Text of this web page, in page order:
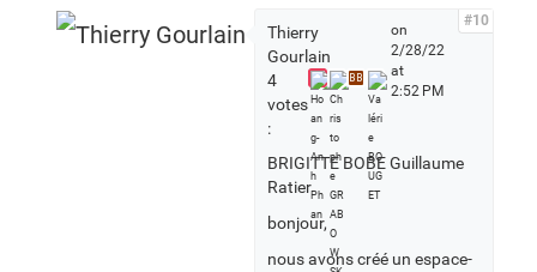
Thierry
Gourlain
4
votes
:
BB
on
2/28/22
at
2:52 PM
#10
BRIGITTE BOBE Guillaume
Ratier
bonjour,
nous avons créé un espace-